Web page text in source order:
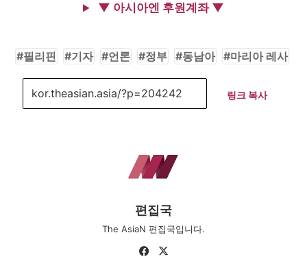
▼ 아시아엔 후원계좌 ▼
필리핀 기자 언론 정부 동남아 마리아 레사
링크 복사
편집국
The AsiaN 편집국입니다.
Fa